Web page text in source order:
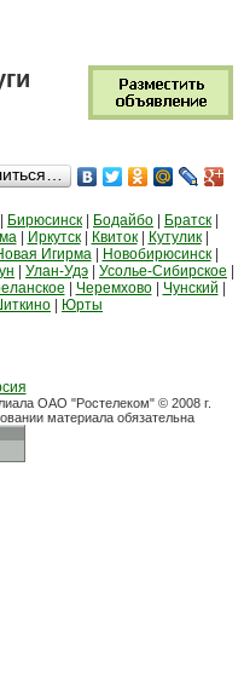
Бирюсинск Бодайбо Братск
| Иркутск| Квиток| Кутулик|
Игирма| Новобирюсинск|
Улан-Удэ Усолье-Сибирское
Черемхово| Чунский
Юрты
ОАО "Ростелеком" © 2008 г.
материала обязательна